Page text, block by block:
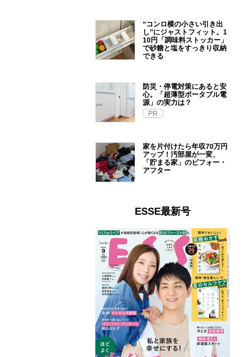
“コンロ横の小さい引き出
し”にジャストフィット。1
10円「調味料ストッカー」
で砂糖と塩をすっきり収納
できる
防災・停電対策にあると安
心。「超薄型ポータブル電
源」の実力は？​
PR
家を片付けたら年収70万円
アップ！汚部屋が一変、
「貯まる家」のビフォー・
アフター
ESSE最新号